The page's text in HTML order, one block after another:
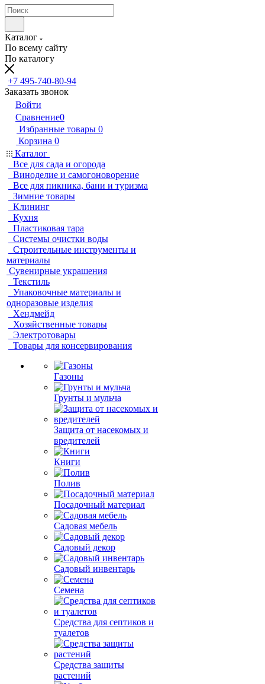
Каталог
По всему сайту
По каталогу
+7 495-740-80-94
Заказать звонок
Войти
Сравнение0
Избранные товары 0
Корзина 0
Каталог
Все для сада и огорода
Виноделие и самогоноворение
Все для пикника, бани и туризма
Зимние товары
Клининг
Кухня
Пластиковая тара
Системы очистки воды
Строительные инструменты и
материалы
Сувенирные украшения
Текстиль
Упаковочные материалы и
одноразовые изделия
Хендмейд
Хозяйственные товары
Электротовары
Товары для консервирования
Газоны
Грунты и мульча
Защита от насекомых и
вредителей
Книги
Полив
Посадочный материал
Садовая мебель
Садовый декор
Садовый инвентарь
Семена
Средства для септиков и
туалетов
Средства защиты
растений